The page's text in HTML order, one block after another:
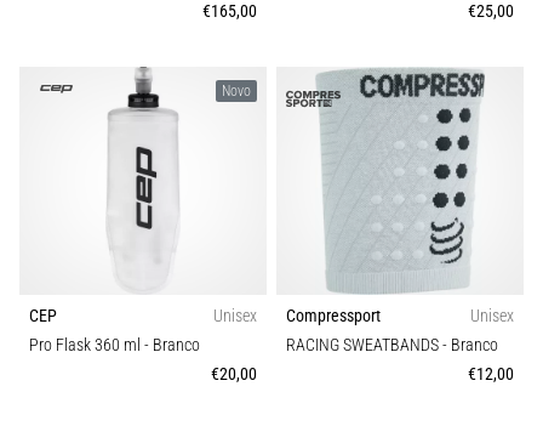
€165,00
€25,00
Novo
CEP
Unisex
Pro Flask 360 ml - Branco
€20,00
Compressport
Unisex
RACING SWEATBANDS- Branco
€12,00